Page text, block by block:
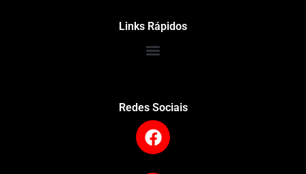
Links Rápidos
Redes Sociais